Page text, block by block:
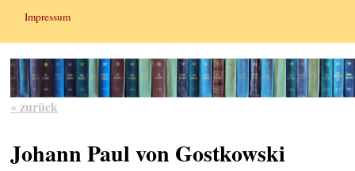
Impressum
« zurück
Johann Paul von Gostkowski